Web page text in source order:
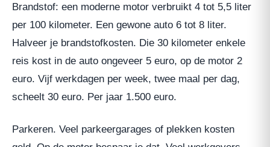
Brandstof: een moderne motor verbruikt 4 tot 5,5 liter
per 100 kilometer. Een gewone auto 6 tot 8 liter.
Halveer je brandstofkosten. Die 30 kilometer enkele
reis kost in de auto ongeveer 5 euro, op de motor 2
euro. Vijf werkdagen per week, twee maal per dag,
scheelt 30 euro. Per jaar 1.500 euro.
Parkeren. Veel parkeergarages of plekken kosten